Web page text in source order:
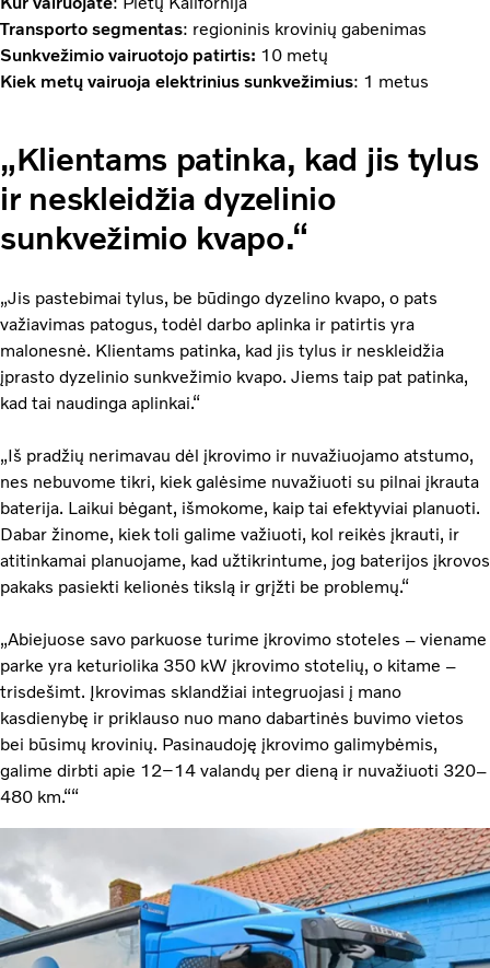
Transporto segmentas: regioninis krovinių gabenimas
Sunkvežimio vairuotojo patirtis: 10 metų
Kiek metų vairuoja elektrinius sunkvežimius: 1 metus
„Klientams patinka, kad jis tylus
ir neskleidžia dyzelinio
sunkvežimio kvapo.“
„Jis pastebimai tylus, be būdingo dyzelino kvapo, o pats
važiavimas patogus, todėl darbo aplinka ir patirtis yra
malonesnė. Klientams patinka, kad jis tylus ir neskleidžia
įprasto dyzelinio sunkvežimio kvapo. Jiems taip pat patinka,
kad tai naudinga aplinkai.“
„Iš pradžių nerimavau dėl įkrovimo ir nuvažiuojamo atstumo,
nes nebuvome tikri, kiek galėsime nuvažiuoti su pilnai įkrauta
baterija. Laikui bėgant, išmokome, kaip tai efektyviai planuoti.
Dabar žinome, kiek toli galime važiuoti, kol reikės įkrauti, ir
atitinkamai planuojame, kad užtikrintume, jog baterijos įkrovos
pakaks pasiekti kelionės tikslą ir grįžti be problemų.“
„Abiejuose savo parkuose turime įkrovimo stoteles – viename
parke yra keturiolika 350 kW įkrovimo stotelių, o kitame –
trisdešimt. Įkrovimas sklandžiai integruojasi į mano
kasdienybę ir priklauso nuo mano dabartinės buvimo vietos
bei būsimų krovinių. Pasinaudoję įkrovimo galimybėmis,
galime dirbti apie 12–14 valandų per dieną ir nuvažiuoti 320–
480 km.““